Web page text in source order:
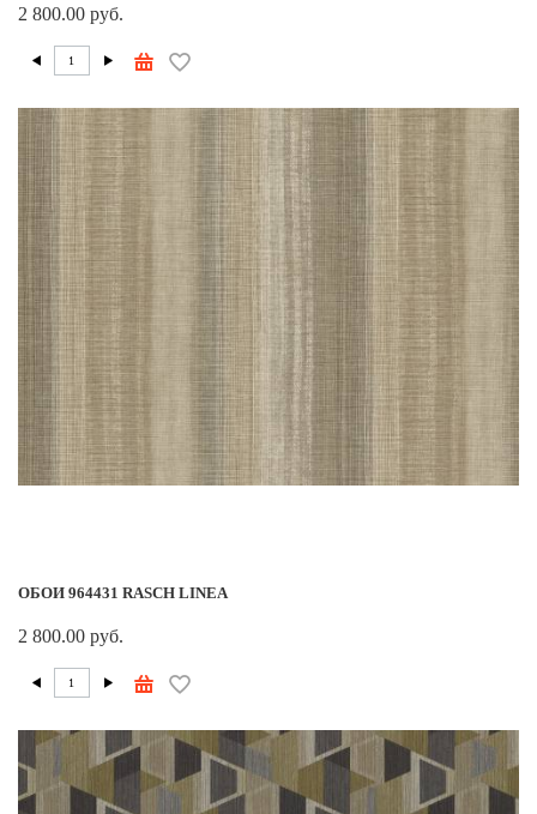
2 800.00 руб.
ОБОИ 964431 RASCH LINEA
2 800.00 руб.